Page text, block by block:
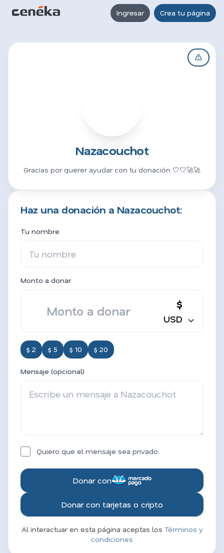
Ingresar Crea tu página
Nazacouchot
Gracias por querer ayudar con tu donación 🤍🤍🚀🚀
Haz una donación a Nazacouchot:
Tu nombre
Monto a donar
$
USD
$ 2 $ 5 $ 10 $ 20
Mensaje (opcional)
Quiero que el mensaje sea privado.
Donar con
Donar con tarjetas o cripto
Al interactuar en esta página aceptas los Términos y
condiciones